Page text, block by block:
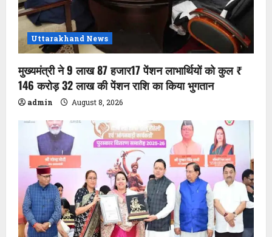
Uttarakhand News
मुख्यमंत्री ने 9 लाख 87 हजार17 पेंशन लाभार्थियों को कुल ₹
146 करोड़ 32 लाख की पेंशन राशि का किया भुगतान
admin August 8, 2026